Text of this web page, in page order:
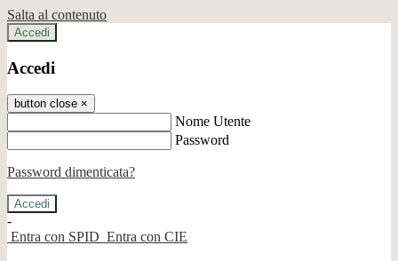
Salta al contenuto
Accedi
Accedi
button close ×
Nome Utente
Password
Password dimenticata?
-
Entra con SPID Entra con CIE